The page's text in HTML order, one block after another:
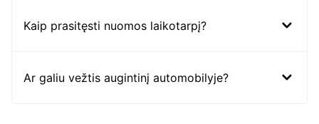
Kaip prasitęsti nuomos laikotarpį?
Ar galiu vežtis augintinį automobilyje?